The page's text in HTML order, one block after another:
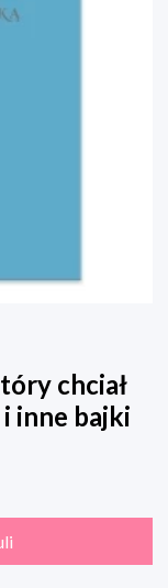
chciał
inne bajki